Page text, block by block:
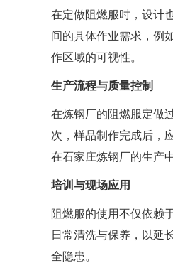
在定做阻燃服时，设计
间的具体作业需求，例
作区域的可视性。
生产流程与质量控制
在炼钢厂的阻燃服定做
次，样品制作完成后，
在石家庄炼钢厂的生产
培训与现场应用
阻燃服的使用不仅依赖
日常清洗与保养，以延
全隐患。